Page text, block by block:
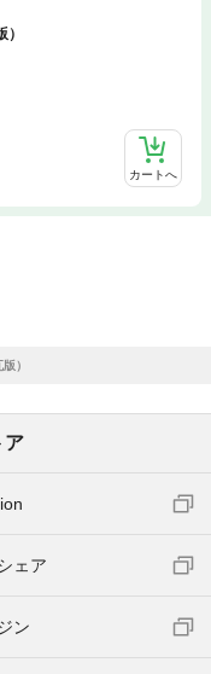
カートへ
）
ア
ェア
ン